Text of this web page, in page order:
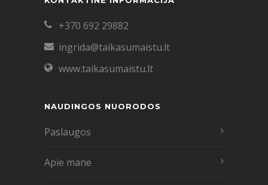
+370 692 29882
ingrida@taikasumaistu.lt
www.taikasumaistu.lt
NAUDINGOS NUORODOS
Paslaugos
Apie mane